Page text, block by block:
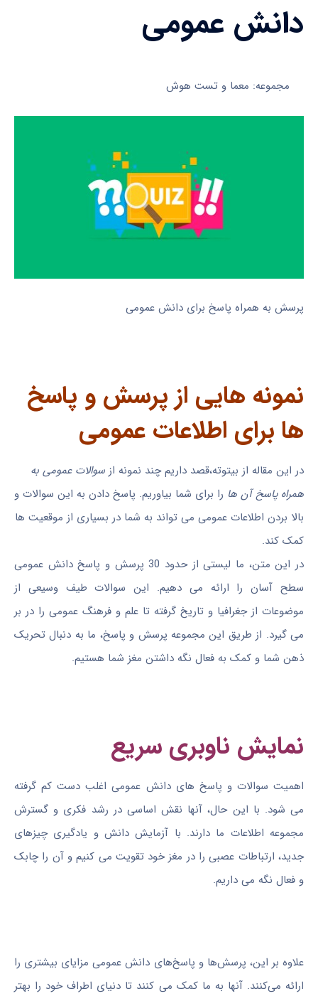
دانش عمومی
مجموعه: معما و تست هوش
پرسش به همراه پاسخ برای دانش عمومی
نمونه هایی از پرسش و پاسخ
ها برای اطلاعات عمومی
در این مقاله از بیتوته،قصد داریم چند نمونه از سوالات عمومی به
همراه پاسخ آن ها را برای شما بیاوریم. پاسخ دادن به این سوالات و
بالا بردن اطلاعات عمومی می تواند به شما در بسیاری از موقعیت ها
کمک کند.
در این متن، ما لیستی از حدود 30 پرسش و پاسخ دانش عمومی
سطح آسان را ارائه می دهیم. این سوالات طیف وسیعی از
موضوعات از جغرافیا و تاریخ گرفته تا علم و فرهنگ عمومی را در بر
می گیرد. از طریق این مجموعه پرسش و پاسخ، ما به دنبال تحریک
ذهن شما و کمک به فعال نگه داشتن مغز شما هستیم.
نمایش ناوبری سریع
اهمیت سوالات و پاسخ های دانش عمومی اغلب دست کم گرفته
می شود. با این حال، آنها نقش اساسی در رشد فکری و گسترش
مجموعه اطلاعات ما دارند. با آزمایش دانش و یادگیری چیزهای
جدید، ارتباطات عصبی را در مغز خود تقویت می کنیم و آن را چابک
و فعال نگه می داریم.
علاوه بر این، پرسش‌ها و پاسخ‌های دانش عمومی مزایای بیشتری را
ارائه می‌کنند. آنها به ما کمک می کنند تا دنیای اطراف خود را بهتر